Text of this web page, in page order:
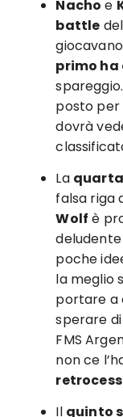
Nacho e
battle
primo
posto per
dovrà
La
falsa riga
Wolf è
poche
la meglio
portare a
sperare
FMS
non ce
Il quinto